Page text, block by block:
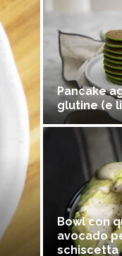
Pancake
glutine (e
Bowl con
avocado
schiscetta